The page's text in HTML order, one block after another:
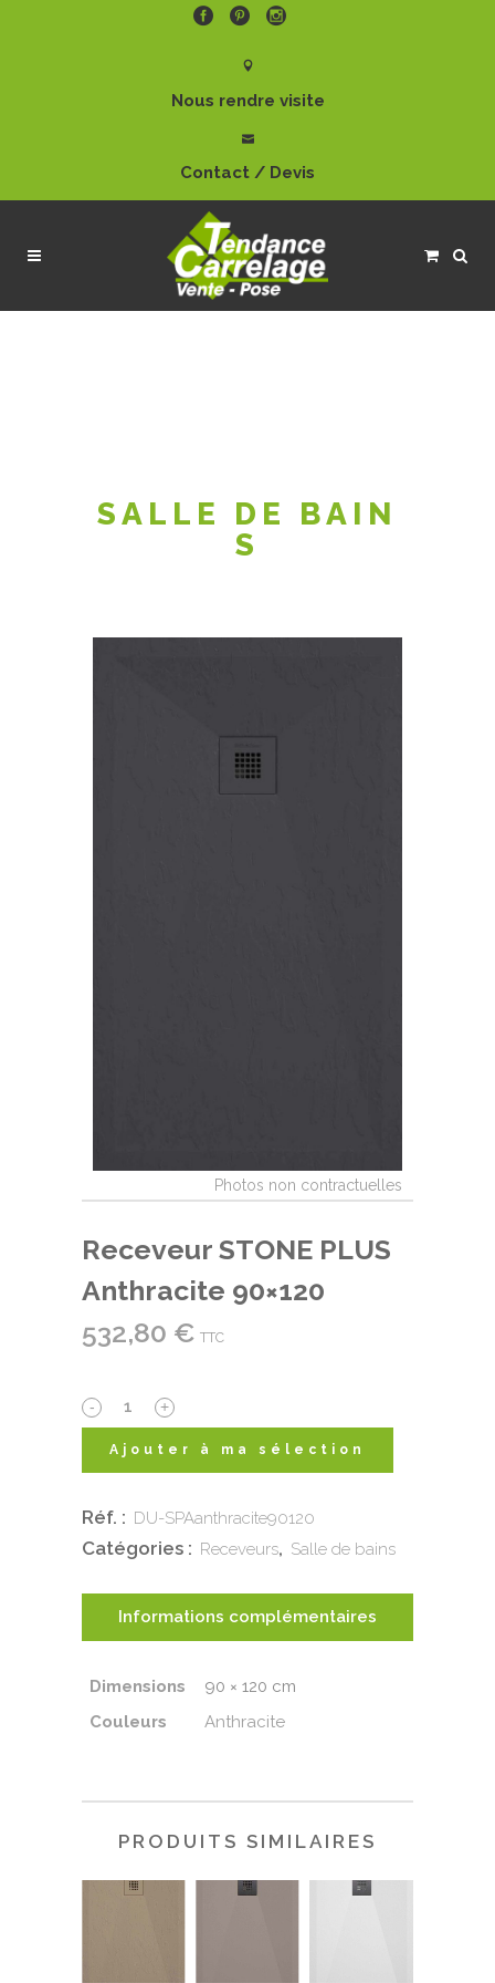
Nous rendre visite
Contact / Devis
SALLE DE BAIN
S
Receveur STONE PLUS
Anthracite 90×120
532,80 € TTC
Receveur
STONE
Anthracite
quantity
Ajouter à ma sélection
Réf. : DU-SPAanthracite90120
Catégories : Receveurs, Salle de bains
Informations complémentaires
Dimensions
90 × 120 cm
Couleurs
Anthracite
PRODUITS SIMILAIRES